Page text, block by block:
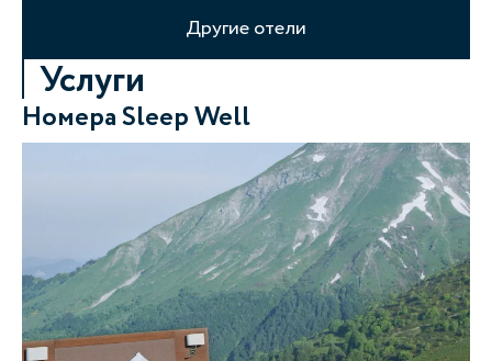
Другие отели
Услуги
Номера Sleep Well